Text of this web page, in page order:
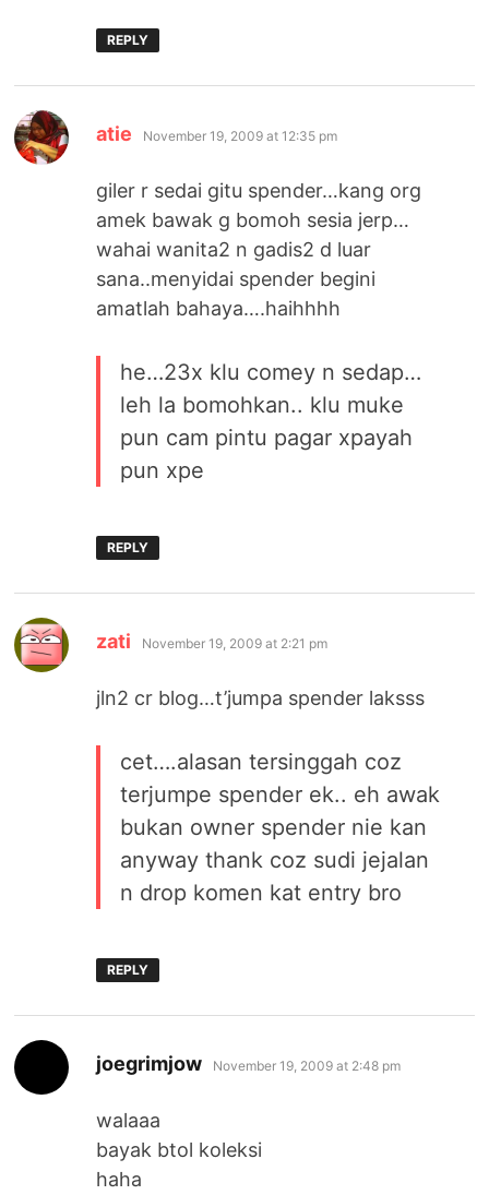
REPLY
atie says:
November 19, 2009 at 12:35 pm
giler r sedai gitu spender…kang org
amek bawak g bomoh sesia jerp…
wahai wanita2 n gadis2 d luar
sana..menyidai spender begini
amatlah bahaya….haihhhh
he…23x klu comey n sedap…
leh la bomohkan.. klu muke
pun cam pintu pagar xpayah
pun xpe
REPLY
zati says:
November 19, 2009 at 2:21 pm
jln2 cr blog…t’jumpa spender laksss
cet….alasan tersinggah coz
terjumpe spender ek.. eh awak
bukan owner spender nie kan
anyway thank coz sudi jejalan
n drop komen kat entry bro
REPLY
joegrimjow says:
November 19, 2009 at 2:48 pm
walaaa
bayak btol koleksi
haha